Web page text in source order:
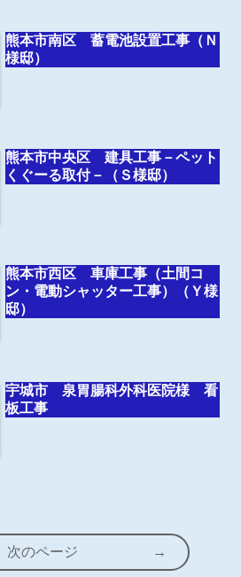
熊本市南区 蓄電池設置工事（Ｎ
様邸）
熊本市中央区 建具工事－ペット
くぐーる取付－（Ｓ様邸）
熊本市西区 車庫工事（土間コ
ン・電動シャッター工事）（Ｙ様
邸）
宇城市 泉胃腸科外科医院様 看
板工事
次のページ